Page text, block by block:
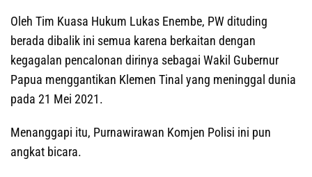
Oleh Tim Kuasa Hukum Lukas Enembe, PW dituding
berada dibalik ini semua karena berkaitan dengan
kegagalan pencalonan dirinya sebagai Wakil Gubernur
Papua menggantikan Klemen Tinal yang meninggal dunia
pada 21 Mei 2021.
Menanggapi itu, Purnawirawan Komjen Polisi ini pun
angkat bicara.